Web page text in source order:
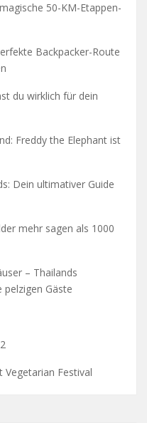
50-KM-Etappen-
Backpacker-Route
du wirklich für dein
Freddy the Elephant ist
Dein ultimativer Guide
mehr sagen als 1000
– Thailands
pelzigen Gäste
Vegetarian Festival